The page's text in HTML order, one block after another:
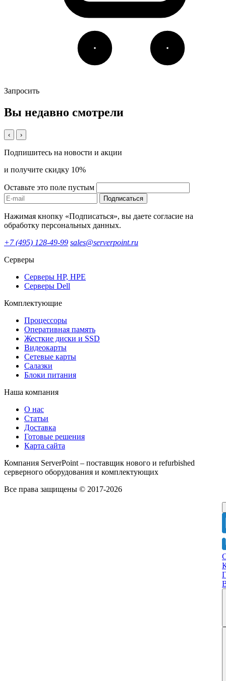
Запросить
Вы недавно смотрели
‹ ›
Подпишитесь на новости и акции
и получите скидку 10%
Оставьте это поле пустым
Подписаться
Нажимая кнопку «Подписаться», вы даете согласие на
обработку персональных данных.
+7 (495) 128-49-99 sales@serverpoint.ru
Серверы
Серверы HP, HPE
Серверы Dell
Комплектующие
Процессоры
Оперативная память
Жесткие диски и SSD
Видеокарты
Сетевые карты
Салазки
Блоки питания
Наша компания
О нас
Статьи
Доставка
Готовые решения
Карта сайта
Компания ServerPoint – поставщик нового и refurbished
серверного оборудования и комплектующих
Все права защищены © 2017-2026